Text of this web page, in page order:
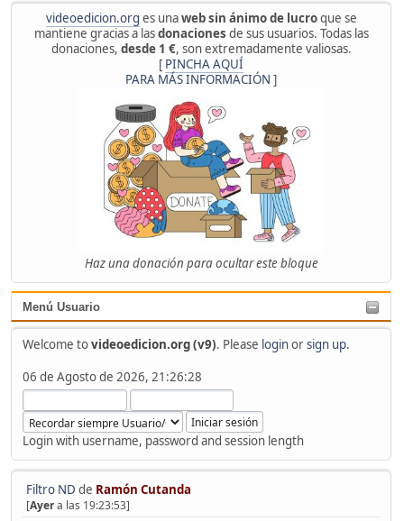
videoedicion.org es unaweb sin ánimo de lucroque se
mantiene gracias a lasdonaciones de sus usuarios. Todas las
donaciones, desde 1 €, son extremadamente valiosas.
[ PINCHA AQUÍ
PARA MÁS INFORMACIÓN ]
Haz una donación para ocultar este bloque
Menú Usuario
Welcome tovideoedicion.org (v9). Please loginorsign up.
06 de Agosto de 2026, 21:26:28
Login with username, password and session length
Filtro ND de Ramón Cutanda
[Ayera las 19:23:53]